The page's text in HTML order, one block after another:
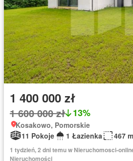
1 400 000 zł
1 600 000 zł 13%
Kosakowo, Pomorskie
11 Pokoje
1 Łazienka 467
1 tydzień, 2 dni temu w Nieruchomosci-
Nieruchomości